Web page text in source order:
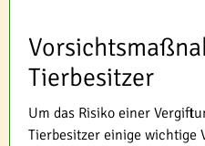
Tierbesitzer
Um das Risiko einer
Tierbesitzer einige wichtige